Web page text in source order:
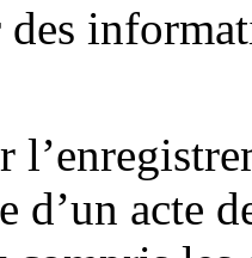
d’un acte